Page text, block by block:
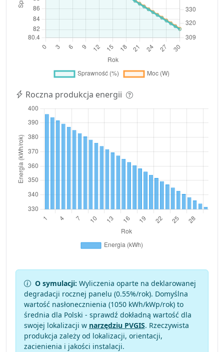
Roczna produkcja energii
O symulacji: Wyliczenia oparte na deklarowanej
degradacji rocznej panelu (0.55%/rok). Domyślna
wartość nasłonecznienia (1050 kWh/kWp/rok) to
średnia dla Polski - sprawdź dokładną wartość dla
swojej lokalizacji w narzędziu PVGIS. Rzeczywista
produkcja zależy od lokalizacji, orientacji,
zacienienia i jakości instalacji.